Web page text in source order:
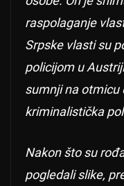
raspolaganje
Srpske vlasti su
policijom u
sumnji na otmicu
kriminalistička
Nakon što su
pogledali slike,